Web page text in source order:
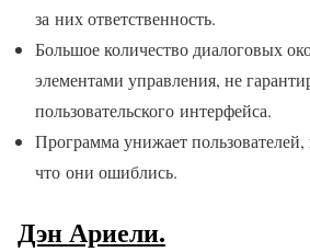
за них ответственность.
Большое количество диалоговых
элементами управления, не
пользовательского интерфейса.
Программа унижает пользователей,
что они ошиблись.
Дэн Ариели.